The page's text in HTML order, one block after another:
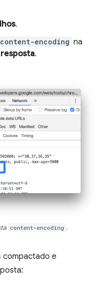
.
content-encoding na
.
content-encoding .
compactado e